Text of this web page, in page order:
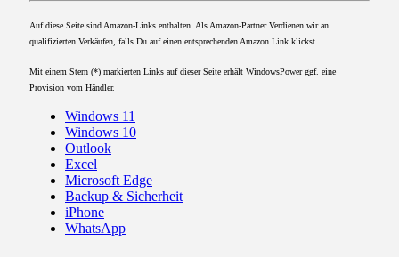
Auf diese Seite sind Amazon-Links enthalten. Als Amazon-Partner Verdienen wir an
qualifizierten Verkäufen, falls Du auf einen entsprechenden Amazon Link klickst.
Mit einem Stern (*) markierten Links auf dieser Seite erhält WindowsPower ggf. eine
Provision vom Händler.
Windows 11
Windows 10
Outlook
Excel
Microsoft Edge
Backup & Sicherheit
iPhone
WhatsApp